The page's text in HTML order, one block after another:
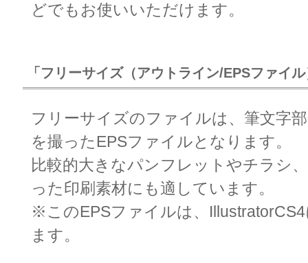
どでもお使いいただけます。
「フリーサイズ（アウトライン/EPSファイ
フリーサイズのファイルは、筆文字
を撮ったEPSファイルとなります。
比較的大きなパンフレットやチラシ
った印刷素材にも適しています。
※このEPSファイルは、
ます。